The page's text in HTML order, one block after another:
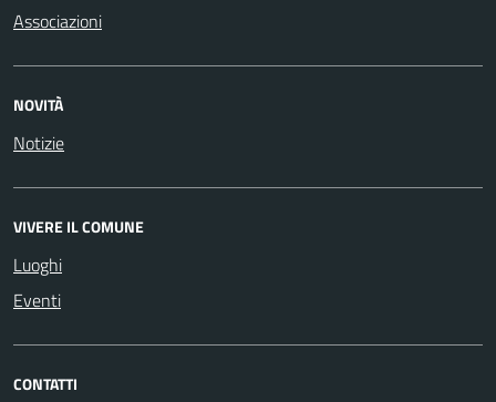
Associazioni
NOVITÀ
Notizie
VIVERE IL COMUNE
Luoghi
Eventi
CONTATTI